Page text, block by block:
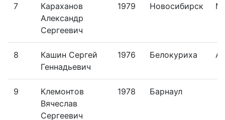
7
Караханов
Александр
Сергеевич
1979 Новосибирск
8
Кашин Сергей
Геннадьевич
1976 Белокуриха
9
Клемонтов
Вячеслав
Сергеевич
1978 Барнаул